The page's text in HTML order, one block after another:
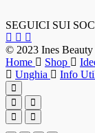
SEGUICI SUI
© 2023 Ines
Home
Shop
Unghia
Info